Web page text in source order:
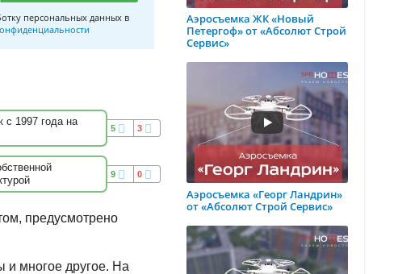
персональных данных в
с 1997 года на
5 3
9 0
предусмотрено
и многое другое. На
Аэросъемка ЖК «Новый
Петергоф» от «Абсолют Строй
Сервис»
Аэросъемка «Георг Ландрин»
от «Абсолют Строй Сервис»